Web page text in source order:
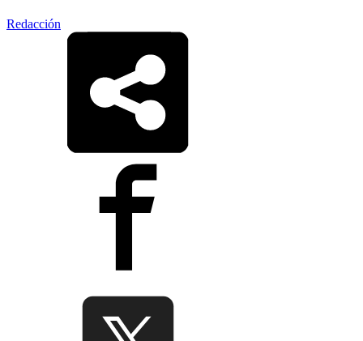
Redacción